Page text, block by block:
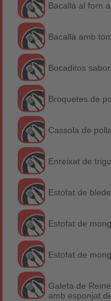
Bacallà al forn
Bacallà amb
Bocaditos
Broquetes de
Cassola de
Enreixat de
Estofat de
Estofat de
Estofat de
Galeta de
amb esponjat